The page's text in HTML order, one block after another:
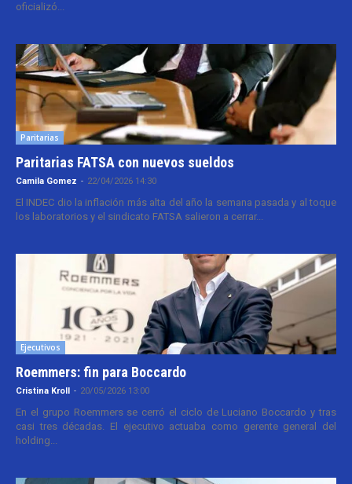
oficializó...
Paritarias
Paritarias FATSA con nuevos sueldos
Camila Gomez - 22/04/2026 14:30
El INDEC dio la inflación más alta del año la semana pasada y al toque
los laboratorios y el sindicato FATSA salieron a cerrar...
Ejecutivos
Roemmers: fin para Boccardo
Cristina Kroll - 20/05/2026 13:00
En el grupo Roemmers se cerró el ciclo de Luciano Boccardo y tras
casi tres décadas. El ejecutivo actuaba como gerente general del
holding...